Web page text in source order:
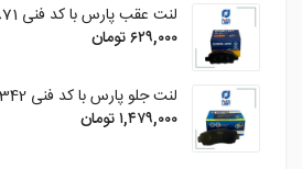
لنت عقب پارس با کد فنی PL23871
۶۲۹,۰۰۰تومان
لنت جلو پارس با کد فنی PL24342
۱,۴۷۹,۰۰۰تومان